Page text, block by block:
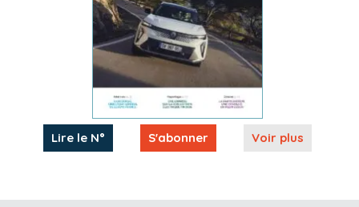
Lire le N° S'abonner Voir plus